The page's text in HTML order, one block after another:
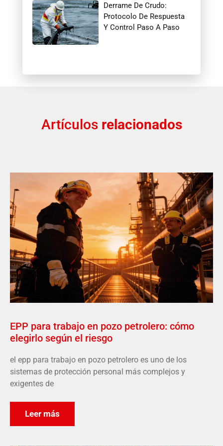
Derrame De Crudo:
Protocolo De Respuesta
Y Control Paso A Paso
Artículos relacionados
EPP para trabajo en pozo petrolero: cómo
elegirlo según el riesgo
el epp para trabajo en pozo petrolero es uno de los
sistemas de protección personal más complejos y
exigentes de
Leer más